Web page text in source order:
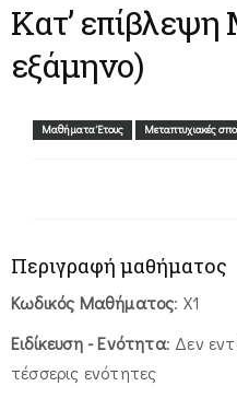
Κατ’
εξάμηνο)
Μαθήματα Έτους Μεταπτυχιακές
Περιγραφή μαθήματος
Κωδικός Μαθήματος: Χ1
Ειδίκευση - Ενότητα: Δεν
τέσσερις ενότητες